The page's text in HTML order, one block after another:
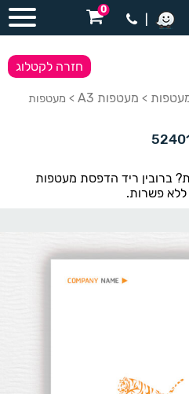
0
> מעטפות A3
> מעטפות
חזרה לקטלוג
ברובין ריד הדפסת מעטפות
פשרות.